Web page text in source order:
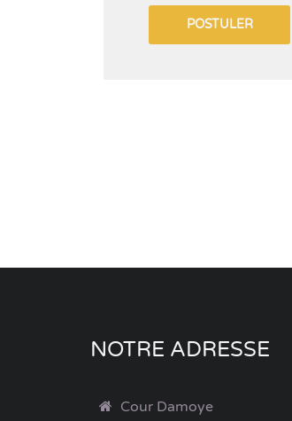
POSTULER
NOTRE ADRESSE
Cour Damoye